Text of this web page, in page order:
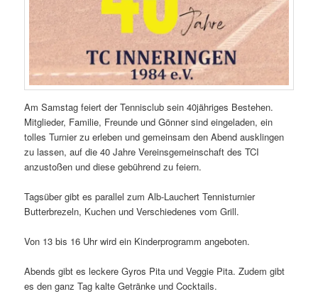
Am Samstag feiert der Tennisclub sein 40jähriges Bestehen.
Mitglieder, Familie, Freunde und Gönner sind eingeladen, ein
tolles Turnier zu erleben und gemeinsam den Abend ausklingen
zu lassen, auf die 40 Jahre Vereinsgemeinschaft des TCI
anzustoßen und diese gebührend zu feiern.
Tagsüber gibt es parallel zum Alb-Lauchert Tennisturnier
Butterbrezeln, Kuchen und Verschiedenes vom Grill.
Von 13 bis 16 Uhr wird ein Kinderprogramm angeboten.
Abends gibt es leckere Gyros Pita und Veggie Pita. Zudem gibt
es den ganz Tag kalte Getränke und Cocktails.